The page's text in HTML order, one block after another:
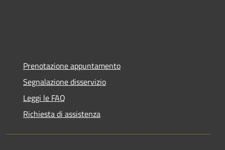
Prenotazione appuntamento
Segnalazione disservizio
Leggi le FAQ
Richiesta di assistenza